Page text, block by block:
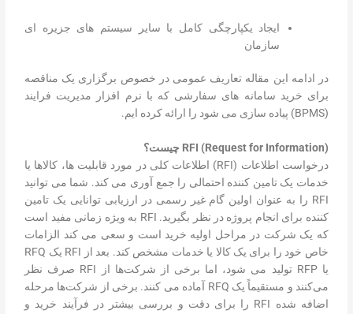
ایجاد یکپارچگی کامل با سایر سیستم های جزیره ای
سازمان
در ادامه این مقاله تعاریف عمومی در خصوص برگزاری یک مناقصه
برای خرید سامانه های سفارشی که با نرم افزار مدیریت فرایند
(BPMS) پیاده سازی می شود را ارائه کرده ایم.
RFI (Request for Information) چیست؟
درخواست اطلاعات (RFI) اطلاعات کلی در مورد قابلیت ها، کالاها یا
خدمات یک تامین کننده احتمالی را جمع آوری می کند. شما می توانید
RFI را به عنوان اولین گام غیر رسمی در ارزیابی توانایی یک تامین
کننده برای انجام پروژه در نظر بگیرید. RFI به ویژه زمانی مفید است
که یک شرکت در مراحل اولیه خرید است و سعی می کند الزامات
خاص خود را برای یک کالا یا خدمات مشخص کند. بعد از RFI یک RFQ
یا RFP تولید می شود، اما برخی از شرکت‌ها از RFI صرف نظر
می‌کنند و مستقیماً یک RFQ آماده می کنند. برخی از شرکت‌ها مرحله
اضافه شده RFI را برای دقت و بررسی بیشتر در فرآیند خرید و